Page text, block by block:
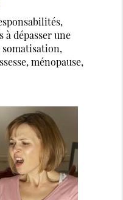
dépasser une
somatisation,
ménopause,